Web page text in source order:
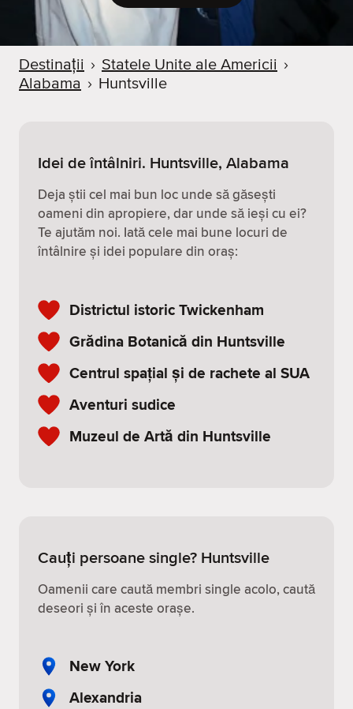
Destinații › Statele Unite ale Americii ›
Alabama › Huntsville
Idei de întâlniri. Huntsville, Alabama
Deja știi cel mai bun loc unde să găsești
oameni din apropiere, dar unde să ieși cu ei?
Te ajutăm noi. Iată cele mai bune locuri de
întâlnire și idei populare din oraș:
Districtul istoric Twickenham
Grădina Botanică din Huntsville
Centrul spațial și de rachete al SUA
Aventuri sudice
Muzeul de Artă din Huntsville
Cauți persoane single? Huntsville
Oamenii care caută membri single acolo, caută
deseori și în aceste orașe.
New York
Alexandria